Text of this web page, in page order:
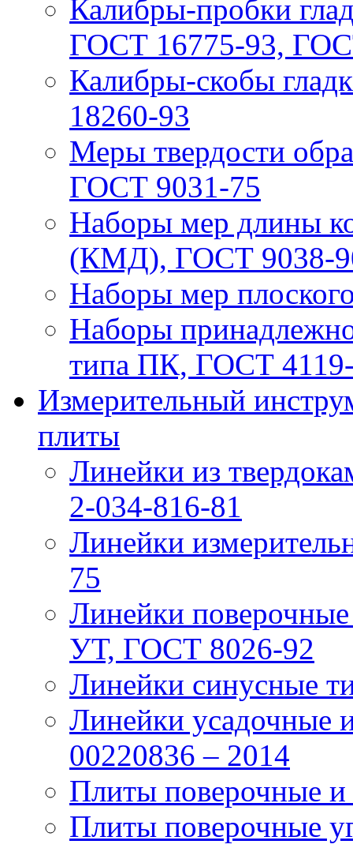
Калибры-пробки
ГОСТ 16775-93,
Калибры-скобы
18260-93
Меры твердости
ГОСТ 9031-75
Наборы мер длины
(КМД), ГОСТ 9038-
Наборы мер
Наборы
типа ПК, ГОСТ
Измерительный
плиты
Линейки из
2-034-816-81
Линейки
75
Линейки
УТ, ГОСТ 8026-92
Линейки синусные
Линейки усадочные
00220836 – 2014
Плиты поверочные
Плиты поверочные